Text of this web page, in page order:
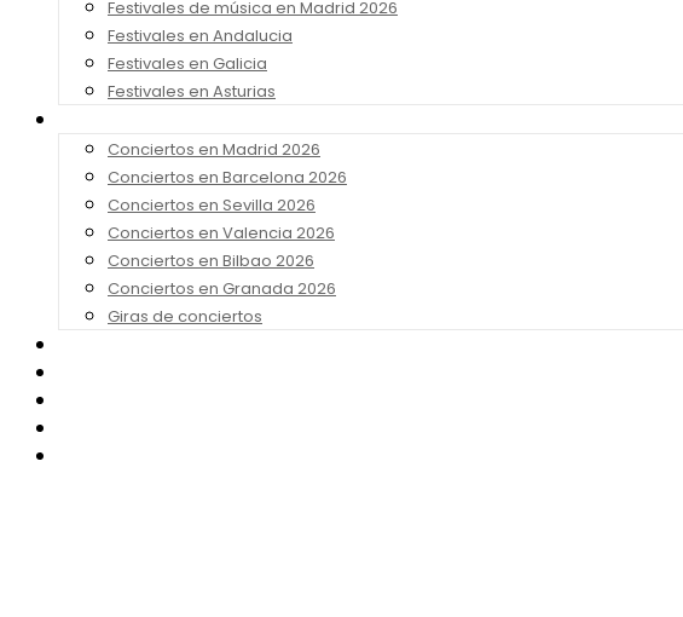
Festivales de música en Madrid 2026
Festivales en Andalucia
Festivales en Galicia
Festivales en Asturias
Conciertos en Madrid 2026
Conciertos en Barcelona 2026
Conciertos en Sevilla 2026
Conciertos en Valencia 2026
Conciertos en Bilbao 2026
Conciertos en Granada 2026
Giras de conciertos